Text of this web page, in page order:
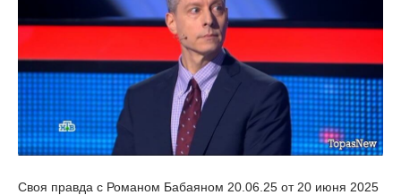
Своя правда с Романом Бабаяном 20.06.25 от 20 июня 2025